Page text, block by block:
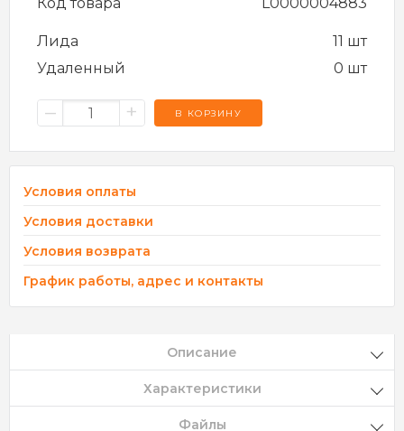
Лида
11 шт
Удаленный
0 шт
– + В КОРЗИНУ
Условия оплаты
Условия доставки
Условия возврата
График работы, адрес и контакты
Описание
Характеристики
Файлы